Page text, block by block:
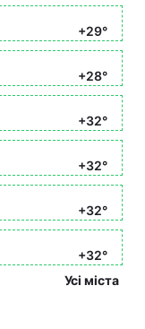
+29°
+28°
+32°
+32°
+32°
+32°
Усі міста